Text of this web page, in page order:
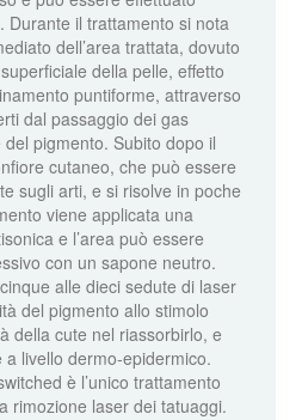
Durante il trattamento si nota
dell’area trattata, dovuto
della pelle, effetto
puntiforme, attraverso
dal passaggio dei gas
del pigmento. Subito dopo il
cutaneo, che può essere
sugli arti, e si risolve in poche
viene applicata una
e l’area può essere
con un sapone neutro.
alle dieci sedute di laser
del pigmento allo stimolo
della cute nel riassorbirlo, e
livello dermo-epidermico.
è l’unico trattamento
rimozione laser dei tatuaggi.